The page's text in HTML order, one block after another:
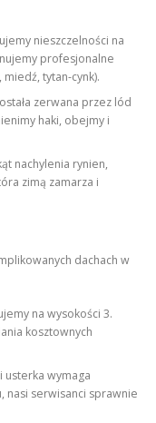
nieszczelności na
profesjonalne
tytan-cynk).
zerwana przez lód
haki, obejmy i
nachylenia rynien,
zimą zamarza i
dachach w
na wysokości 3.
kosztownych
usterka wymaga
nasi serwisanci sprawnie